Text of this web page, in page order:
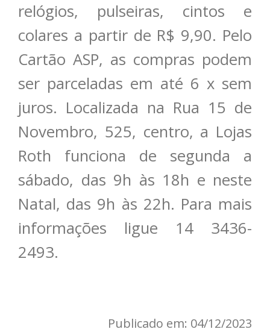
relógios, pulseiras, cintos e
colares a partir de R$ 9,90. Pelo
Cartão ASP, as compras podem
ser parceladas em até 6 x sem
juros. Localizada na Rua 15 de
Novembro, 525, centro, a Lojas
Roth funciona de segunda a
sábado, das 9h às 18h e neste
Natal, das 9h às 22h. Para mais
informações ligue 14 3436-
2493.
Publicado em: 04/12/2023